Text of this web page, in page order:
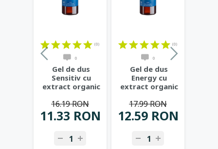
(0)
0
Gel de dus
Sensitiv cu
extract organic
vegan,...
11.33 RON
16.19 RON
(0)
0
Gel de dus
Energy cu
extract organic
vegan, 200ml
12.59 RON
17.99 RON